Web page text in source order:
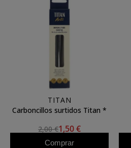
TITAN
Carboncillos surtidos Titan *
2,00 €1,50 €
Comprar